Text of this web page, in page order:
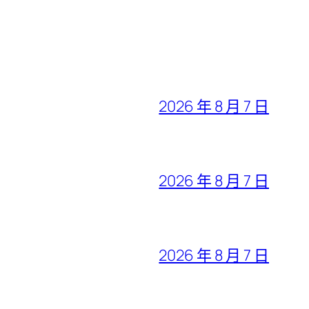
2026 年 8 月 7 日
2026 年 8 月 7 日
2026 年 8 月 7 日